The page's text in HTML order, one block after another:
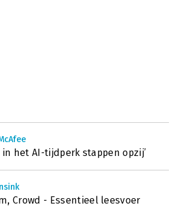
in het AI-tijdperk stappen opzij’
Crowd - Essentieel leesvoer